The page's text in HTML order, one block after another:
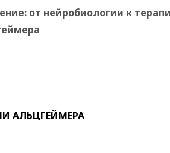
от нейробиологии к
АЛЬЦГЕЙМЕРА